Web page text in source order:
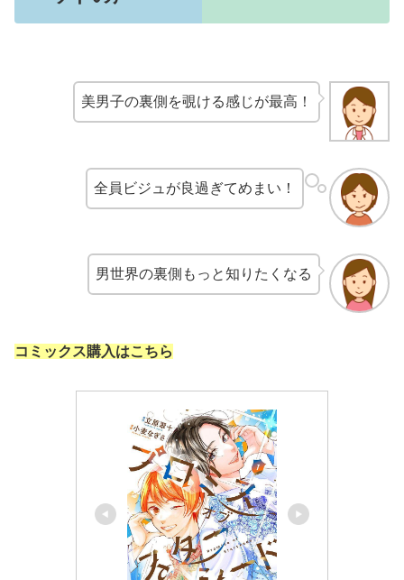
美男子の裏側を覗ける感じが最高！
全員ビジュが良過ぎてめまい！
男世界の裏側もっと知りたくなる
コミックス購入はこちら